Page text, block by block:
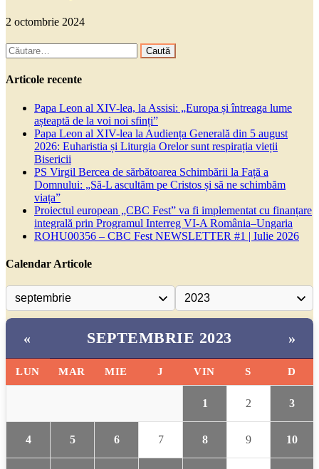
2 octombrie 2024
Caută
după:
Articole recente
Papa Leon al XIV-lea, la Assisi: „Europa și întreaga lume
așteaptă de la voi noi sfinți”
Papa Leon al XIV-lea la Audiența Generală din 5 august
2026: Euharistia și Liturgia Orelor sunt respirația vieții
Bisericii
PS Virgil Bercea de sărbătoarea Schimbării la Față a
Domnului: „Să-L ascultăm pe Cristos și să ne schimbăm
viața”
Proiectul european „CBC Fest” va fi implementat cu finanțare
integrală prin Programul Interreg VI-A România–Ungaria
ROHU00356 – CBC Fest NEWSLETTER #1 | Iulie 2026
Calendar Articole
« SEPTEMBRIE 2023 »
LUN MAR MIE J VIN S D
1 2 3
4 5 6 7 8 9 10